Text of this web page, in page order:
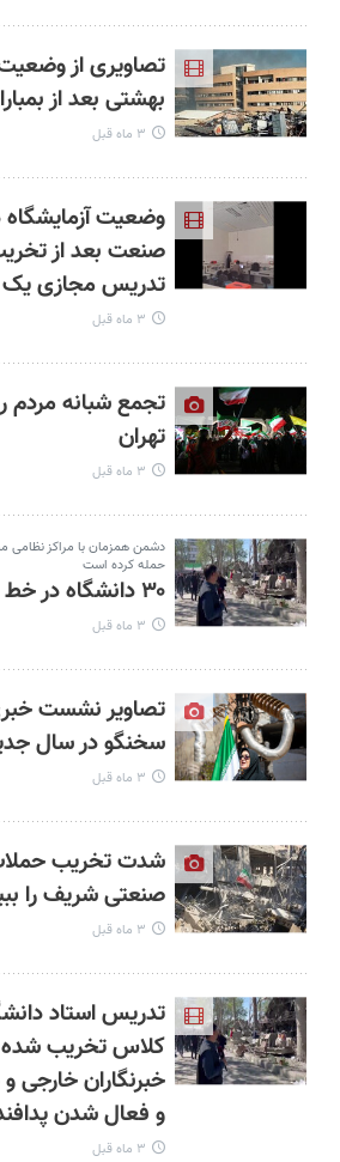
تصاویری از
بهشتی بعد از
۳ ماه قبل
وضعیت آزمایشگاه
صنعت بعد از
تدریس مجازی یک
۳ ماه قبل
تجمع شبانه مردم
تهران
۳ ماه قبل
دشمن همزمان با مراکز نظامی
حمله کرده است
۳۰ دانشگاه‌ در خط مقدم جنگ
۳ ماه قبل
تصاویر نشست
سخنگو در سال
۳ ماه قبل
شدت تخریب
صنعتی شریف را
۳ ماه قبل
تدریس استاد
کلاس تخریب شده
خبرنگاران خارجی
و فعال شدن
۳ ماه قبل